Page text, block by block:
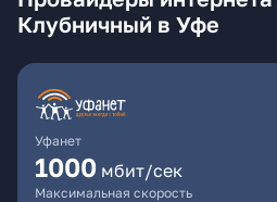
Клубничный в Уфе
Уфанет
1000 мбит/сек
Максимальная скорость